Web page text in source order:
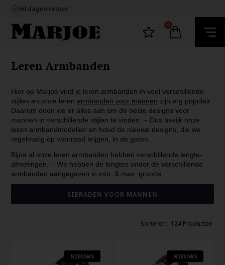
Snelle bezorging
100% nikkelvrij sieraden
60 dagen retour
Snelle bezorging
0
Leren Armbanden
Hier op Marjoe vind je leren armbanden in veel verschillende
stijlen en onze leren armbanden voor mannen zijn erg populair.
Daarom doen we er alles aan om de beste designs voor
mannen in verschillende stijlen te vinden. – Dus bekijk onze
leren armbandmodellen en houd de nieuwe designs, die we
regelmatig op voorraad krijgen, in de gaten.
Bijna al onze leren armbanden hebben verschillende lengte-
afmetingen. – We hebben de lengtes onder de verschillende
armbanden aangegeven in min. & max. grootte.
SIERADEN VOOR MANNEN
124 Producten
NIEUWS NIEUWS